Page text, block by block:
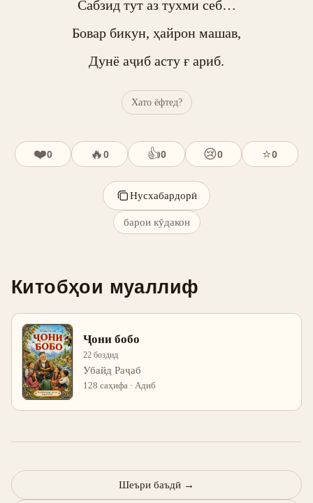
Сабзид тут аз тухми себ…
Бовар бикун, ҳайрон машав,
Дунё аҷиб асту ғ ариб.
Хато ёфтед?
❤️0 🔥0 👍0 😢0 ⭐0
Нусхабардорӣ
барои кӯдакон
Китобҳои муаллиф
Ҷони бобо
22 боздид
Убайд Раҷаб
128 саҳифа · Адиб
Шеъри баъдӣ →